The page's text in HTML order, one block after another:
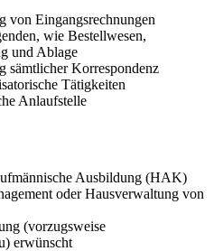
Eingangsrechnungen
wie Bestellwesen,
und Ablage
sämtlicher Korrespondenz
Tätigkeiten
Anlaufstelle
Ausbildung (HAK)
oder Hausverwaltung von
(vorzugsweise
erwünscht